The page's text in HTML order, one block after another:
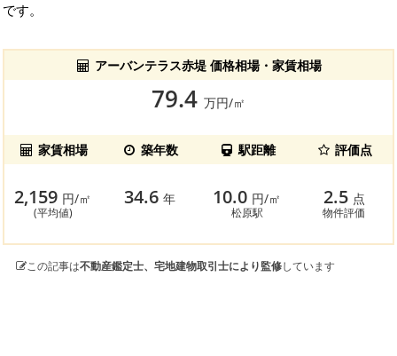
です。
アーバンテラス赤堤 価格相場・家賃相場
79.4 万円/㎡
家賃相場 築年数 駅距離 評価点
2,159 円/㎡
(平均値)
34.6年 10.0 円/㎡
松原駅
2.5 点
物件評価
この記事は不動産鑑定士、宅地建物取引士により監修しています